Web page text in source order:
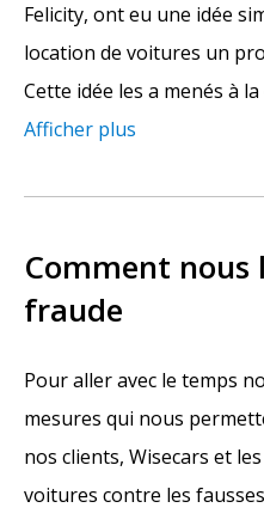
Felicity, ont eu une idée
location de voitures un
Cette idée les a menés à
Afficher plus
Comment
fraude
Pour aller avec le temps
mesures qui nous
nos clients, Wisecars et
voitures contre les